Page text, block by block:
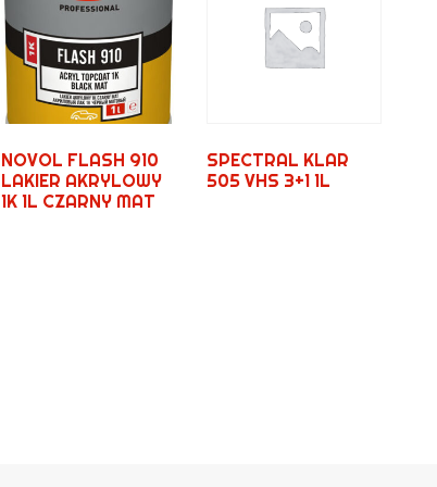
NOVOL FLASH 910
LAKIER AKRYLOWY
1K 1L CZARNY MAT
SPECTRAL KLAR
505 VHS 3+1 1L